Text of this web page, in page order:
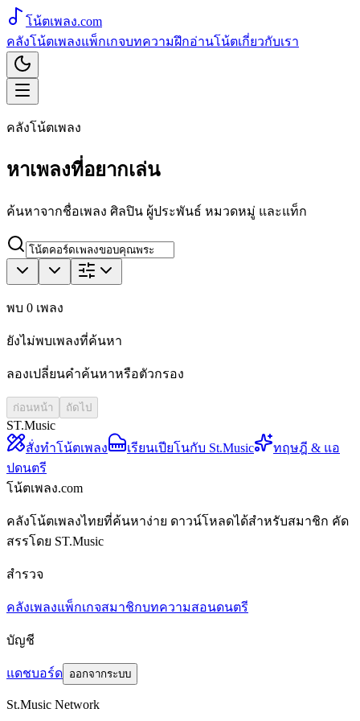
โน้ตเพลง.com
คลังโน้ตเพลงแพ็กเกจบทความฝึกอ่านโน้ตเกี่ยวกับเรา
คลังโน้ตเพลง
หาเพลงที่อยากเล่น
ค้นหาจากชื่อเพลง ศิลปิน ผู้ประพันธ์ หมวดหมู่ และแท็ก
พบ 0 เพลง
ยังไม่พบเพลงที่ค้นหา
ลองเปลี่ยนคำค้นหาหรือตัวกรอง
ก่อนหน้า ถัดไป
ST.Music
สั่งทำโน้ตเพลง
เรียนเปียโนกับ St.Music
ทฤษฎี & แอ
ปดนตรี
โน้ตเพลง.com
คลังโน้ตเพลงไทยที่ค้นหาง่าย ดาวน์โหลดได้สำหรับสมาชิก คัด
สรรโดย ST.Music
สำรวจ
คลังเพลงแพ็กเกจสมาชิกบทความสอนดนตรี
บัญชี
แดชบอร์ด ออกจากระบบ
St.Music Network